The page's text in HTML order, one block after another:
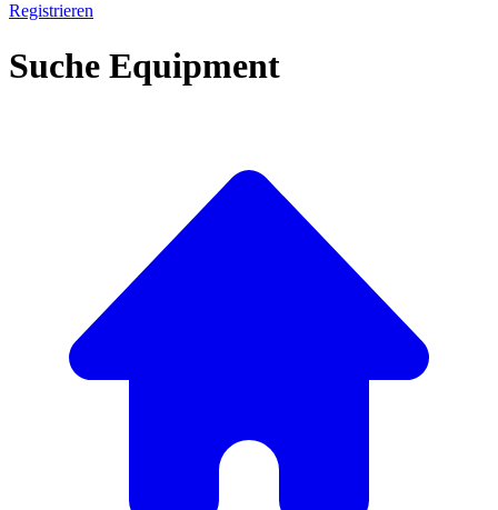
Registrieren
Suche Equipment